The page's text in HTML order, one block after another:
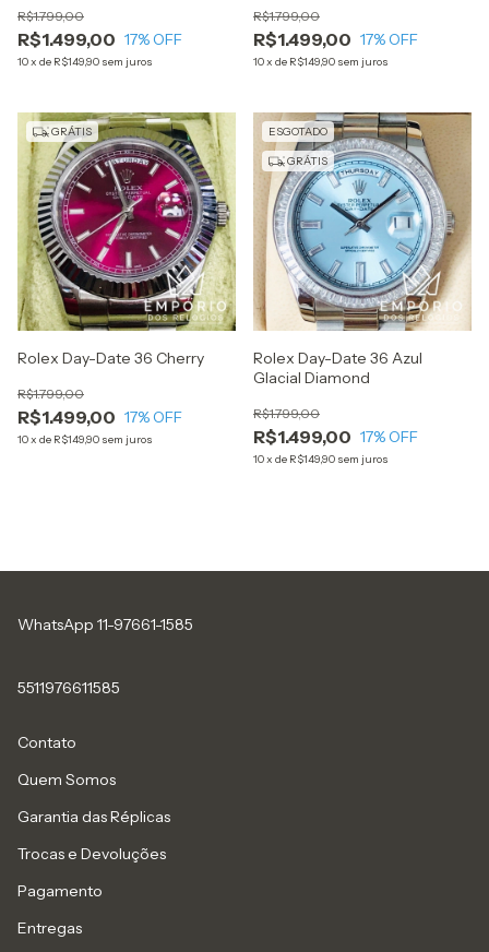
R$1.499,00
R$1.799,00
17% OFF
10x de R$149,90 sem juros
R$1.499,00
R$1.799,00
17% OFF
10x de R$149,90 sem juros
GRÁTIS
Rolex Day-Date 36 Cherry
R$1.499,00
R$1.799,00
17% OFF
10x de R$149,90 sem juros
ESGOTADO
GRÁTIS
Rolex Day-Date 36 Azul
Glacial Diamond
R$1.499,00
R$1.799,00
17% OFF
10x de R$149,90 sem juros
WhatsApp 11-97661-1585
5511976611585
Contato
Quem Somos
Garantia das Réplicas
Trocas e Devoluções
Pagamento
Entregas